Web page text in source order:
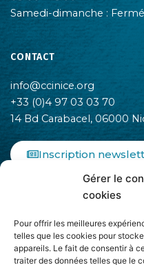
Gérer le
cookies
Pour offrir les meilleures
telles que les cookies pour
appareils. Le fait de consentir à
traiter des données telles que le
Samedi-dimanche : Fermé
CONTACT
info@ccinice.org
+33 (0)4 97 03 03 70
14 Bd Carabacel, 06000
Inscription
e
b
o
t
a
g
L
i
k
e
d